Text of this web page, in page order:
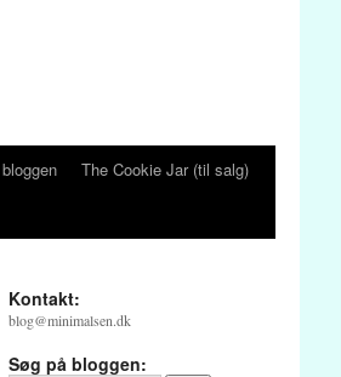
The Cookie Jar (til salg)
Kontakt:
blog@minimalsen.dk
Søg på bloggen: